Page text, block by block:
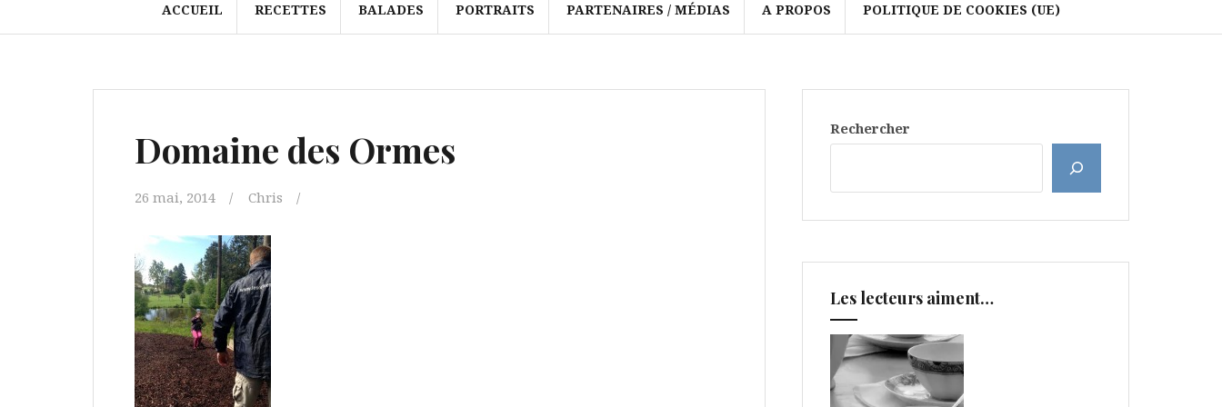
ACCUEIL RECETTES BALADES PORTRAITS PARTENAIRES / MÉDIAS A PROPOS POLITIQUE DE COOKIES (UE)
Domaine des Ormes
26 mai, 2014 Chris
Rechercher
Les lecteurs aiment…